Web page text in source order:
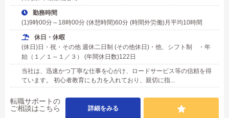
勤務時間
(1)9時00分～18時00分 (休憩時間)60分 (時間外労働)月平均10時間
休日・休暇
(休日)日・祝・その他 週休二日制 (その他休日)・他、シフト制 ・年
始（１／１～１／３） (年間休日数)122日
当社は、迅速かつ丁寧な仕事を心がけ、ロードサービス等の信頼を得
ています。 初心者教育にも力を入れており、親切に指...
転職サポートの
ご相談はこちら
詳細をみる